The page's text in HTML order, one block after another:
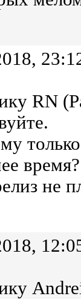
RN
время?
не